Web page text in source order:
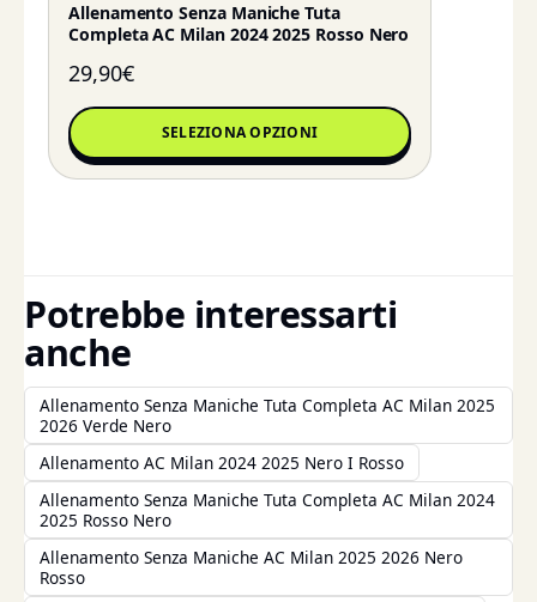
Allenamento Senza Maniche Tuta
Completa AC Milan 2024 2025 Rosso Nero
29,90€
SELEZIONA OPZIONI
Potrebbe interessarti
anche
Allenamento Senza Maniche Tuta Completa AC Milan 2025
2026 Verde Nero
Allenamento AC Milan 2024 2025 Nero I Rosso
Allenamento Senza Maniche Tuta Completa AC Milan 2024
2025 Rosso Nero
Allenamento Senza Maniche AC Milan 2025 2026 Nero
Rosso